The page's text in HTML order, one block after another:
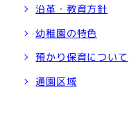
沿革・教育方針
幼稚園の特色
預かり保育について
通園区域